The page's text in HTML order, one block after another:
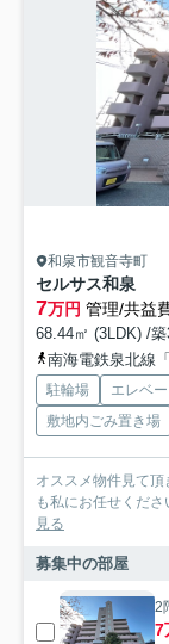
和泉市観音寺町
セルサス和泉
7万円 管理/共益
68.44㎡ (3LDK) /
南海電鉄泉北線
駐輪場 エレベ
敷地内ごみ置き場
オススメ物件見て
も私にお任せくだ
見る
募集中の部屋
2
7